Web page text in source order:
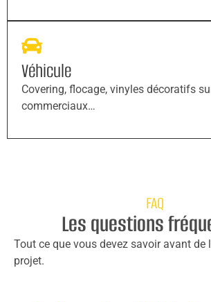
Véhicule
Covering, flocage, vinyles décoratifs
commerciaux…
FAQ
Les questions
Tout ce que vous devez savoir avant de
projet.